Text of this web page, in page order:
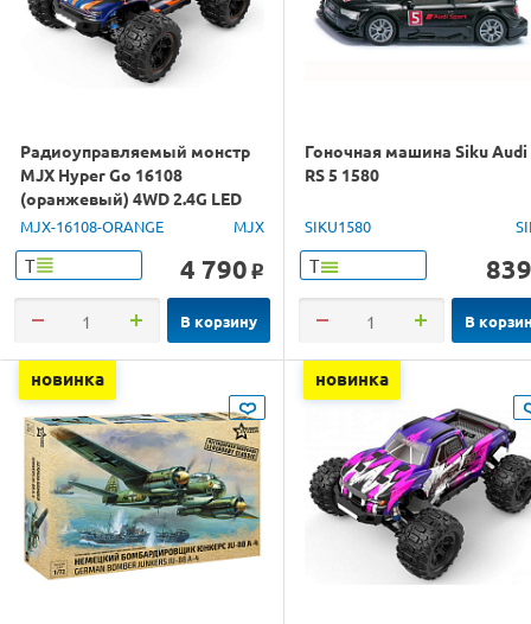
Радиоуправляемый монстр
MJX Hyper Go 16108
(оранжевый) 4WD 2.4G LED
1/16 RTR
MJX-16108-ORANGE MJX
Т 4 790 o
В корзину
Гоночная машина Siku Audi
RS 5 1580
SIKU1580
Т 839
В
новинка новинка